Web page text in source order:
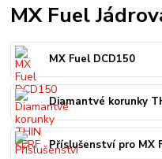
MX Fuel
MX Fuel DCD150
Diamantvé korunky
Příslušenství pro MX